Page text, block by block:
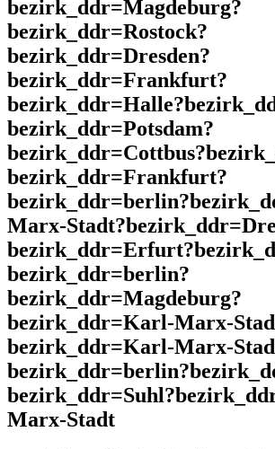
bezirk_ddr=Magdeburg?
bezirk_ddr=Rostock?
bezirk_ddr=Dresden?
bezirk_ddr=Frankfurt?
bezirk_ddr=Potsdam?
bezirk_ddr=Frankfurt?
Marx-
bezirk_ddr=berlin?
bezirk_ddr=Magdeburg?
bezirk_ddr=Karl-Marx-
bezirk_ddr=Karl-Marx-
Marx-Stadt